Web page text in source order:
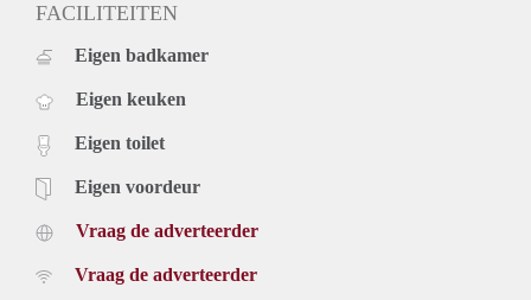
FACILITEITEN
Eigen badkamer
Eigen keuken
Eigen toilet
Eigen voordeur
Vraag de adverteerder
Vraag de adverteerder